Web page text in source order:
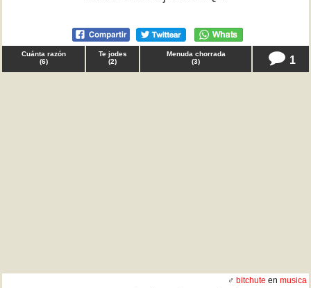
Cuánta razón
(6)
Te jodes
(2)
Menuda chorrada
(3) 1
♂ bitchute en musica